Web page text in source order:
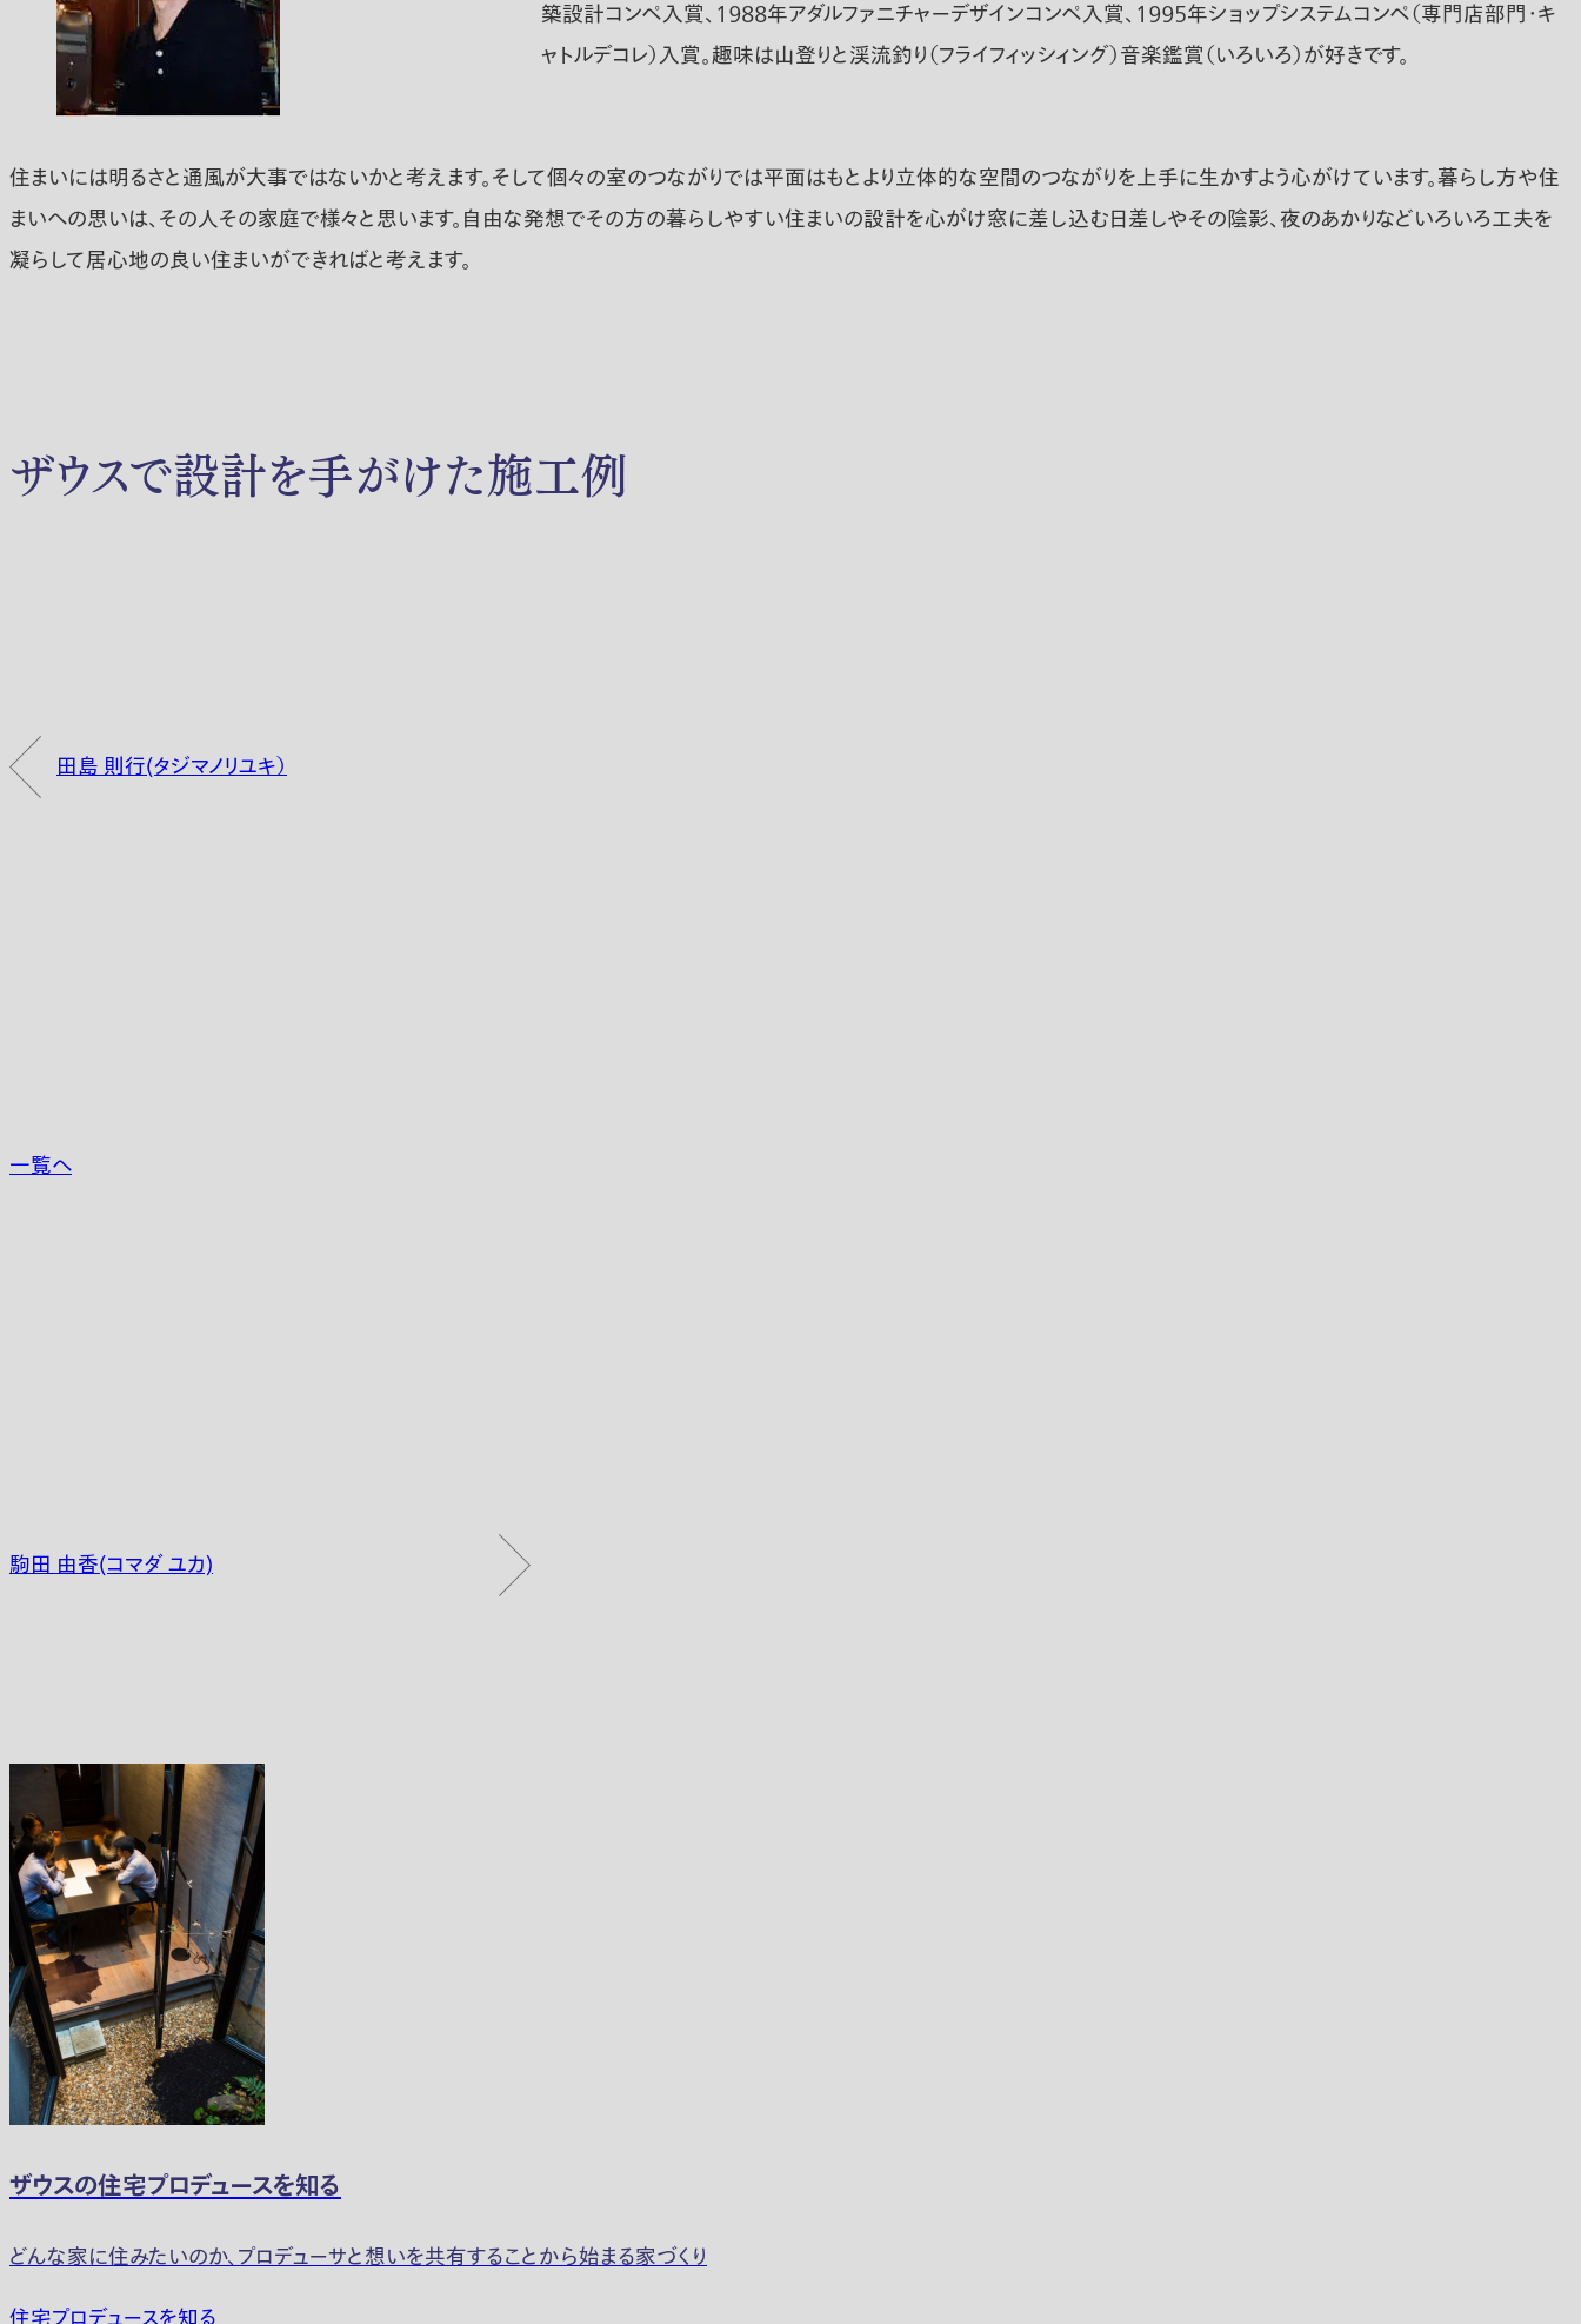
築設計コンペ入賞、１９８８年アダルファニチャーデザインコンペ入賞、１９９５年ショップシステムコンペ（専門店部門・キ
ャトルデコレ）入賞。趣味は山登りと渓流釣り（フライフィッシィング）音楽鑑賞（いろいろ）が好きです。
住まいには明るさと通風が大事ではないかと考えます。そして個々の室のつながりでは平面はもとより立体的な空間のつながりを上手に生かすよう心がけています。暮らし方や住
まいへの思いは、その人その家庭で様々と思います。自由な発想でその方の暮らしやすい住まいの設計を心がけ窓に差し込む日差しやその陰影、夜のあかりなどいろいろ工夫を
凝らして居心地の良い住まいができればと考えます。
ザウスで設計を手がけた施工例
田島 則行(タジマノリユキ）
一覧へ
駒田 由香(コマダ ユカ)
ザウスの住宅プロデュースを知る
どんな家に住みたいのか、プロデューサと想いを共有することから始まる家づくり